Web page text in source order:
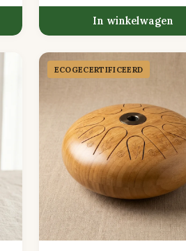
In winkelwagen
ECOGECER­TIFICEERD